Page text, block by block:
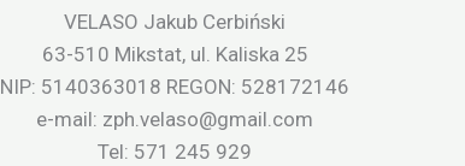
VELASO Jakub Cerbiński
63-510 Mikstat, ul. Kaliska 25
NIP: 5140363018 REGON: 528172146
e-mail: zph.velaso@gmail.com
Tel: 571 245 929